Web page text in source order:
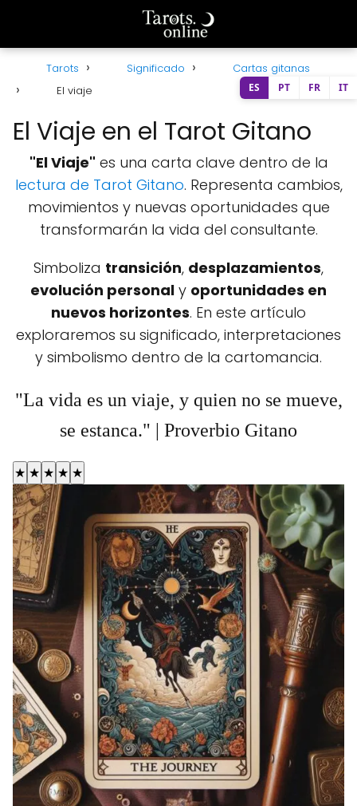
Tarots Significado
Cartas gitanas
El viaje
El Viaje en el Tarot Gitano
"El Viaje" es una carta clave dentro de la
lectura de Tarot Gitano. Representa cambios,
movimientos y nuevas oportunidades que
transformarán la vida del consultante.
Simboliza transición, desplazamientos,
evolución personal y oportunidades en
nuevos horizontes. En este artículo
exploraremos su significado, interpretaciones
y simbolismo dentro de la cartomancia.
"La vida es un viaje, y quien no se mueve,
se estanca." | Proverbio Gitano
★ ★ ★ ★ ★
ES PT FR IT